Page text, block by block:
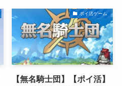
ポイ活ゲーム
【無名騎士団】【ポイ活】